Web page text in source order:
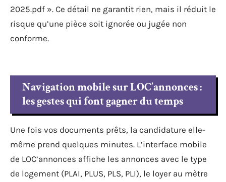
2025.pdf ». Ce détail ne garantit rien, mais il réduit le
risque qu’une pièce soit ignorée ou jugée non
conforme.
Navigation mobile sur LOC’annonces :
les gestes qui font gagner du temps
Une fois vos documents prêts, la candidature elle-
même prend quelques minutes. L’interface mobile
de LOC’annonces affiche les annonces avec le type
de logement (PLAI, PLUS, PLS, PLI), le loyer au mètre